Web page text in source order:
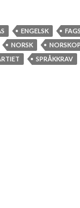
ENGELSK
NORSK
SPRÅKKRAV